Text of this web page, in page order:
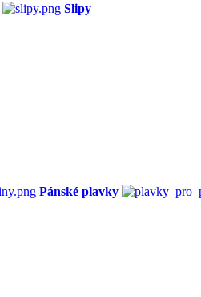
Slipy
Pánské plavky